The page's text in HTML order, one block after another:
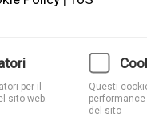
sono soggetti ai
si prega di
per il
sito web.
Questi
del sito